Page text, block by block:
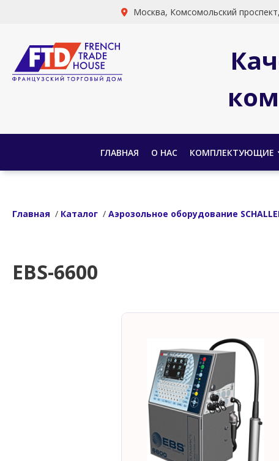
Москва, Комсомольский
ГЛАВНАЯ О НАС КОМПЛЕКТУЮЩИЕ
Главная / Каталог / Аэрозольное оборудование
EBS-6600